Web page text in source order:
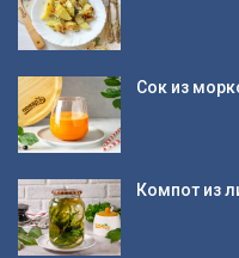
Сок из
Компот из